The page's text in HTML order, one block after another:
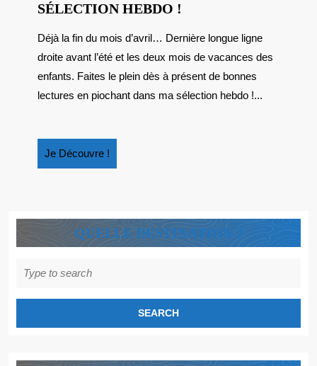
SÉLECTION HEBDO !
ENFANTS
:
MA
SÉLECTION
Déjà la fin du mois d’avril… Dernière longue ligne
droite avant l’été et les deux mois de vacances des
enfants. Faites le plein dès à présent de bonnes
lectures en piochant dans ma sélection hebdo !...
Je Découvre !
Découvre
QUELLE DESTINATION ?
for: